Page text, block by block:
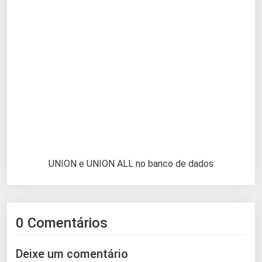
UNION e UNION ALL no banco de dados
0 Comentários
Deixe um comentário